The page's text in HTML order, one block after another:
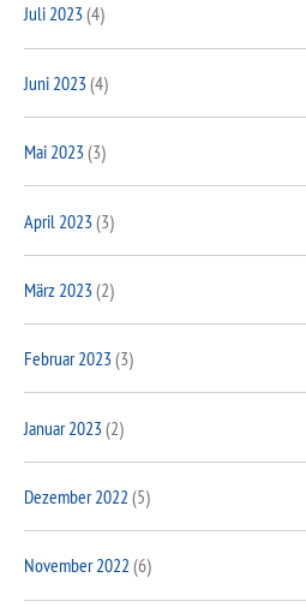
Juli 2023(4)
Juni 2023(4)
Mai 2023(3)
April 2023(3)
März 2023(2)
Februar 2023(3)
Januar 2023(2)
Dezember 2022 (5)
November 2022 (6)